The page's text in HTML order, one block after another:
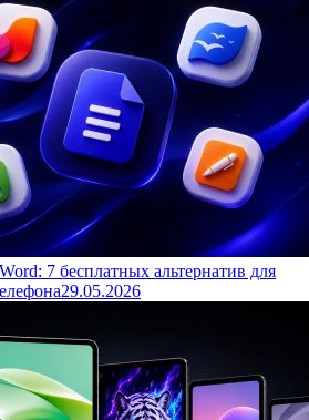
7 бесплатных альтернатив для
29.05.2026